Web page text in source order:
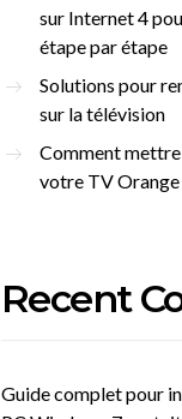
sur Internet 4
étape par étape
Solutions pour
sur la télévision
Comment
votre TV Orange
Recent
Guide complet pour